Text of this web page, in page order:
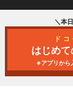
＼本
ド
はじめ
※アプリから